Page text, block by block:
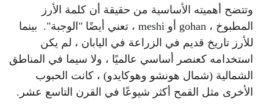
وتتضح أهميته الأساسية من حقيقة أن كلمة الأرز
المطبوخ ، gohan أو meshi ، تعني أيضًا "الوجبة". بينما
للأرز تاريخ قديم في الزراعة في اليابان ، لم يكن
استخدامه كعنصر أساسي عالميًا ، ولا سيما في المناطق
الشمالية (شمال هونشو وهوكايدو) ، كانت الحبوب
الأخرى مثل القمح أكثر شيوعًا في القرن التاسع عشر.